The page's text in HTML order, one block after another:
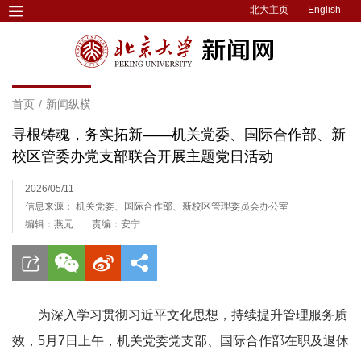
北大主页 English
首页 / 新闻纵横
寻根铸魂，务实拓新——机关党委、国际合作部、新
校区管委办党支部联合开展主题党日活动
2026/05/11
信息来源： 机关党委、国际合作部、新校区管理委员会办公室
编辑：燕元
责编：安宁
为深入学习贯彻习近平文化思想，持续提升管理服务质
效，5月7日上午，机关党委党支部、国际合作部在职及退休